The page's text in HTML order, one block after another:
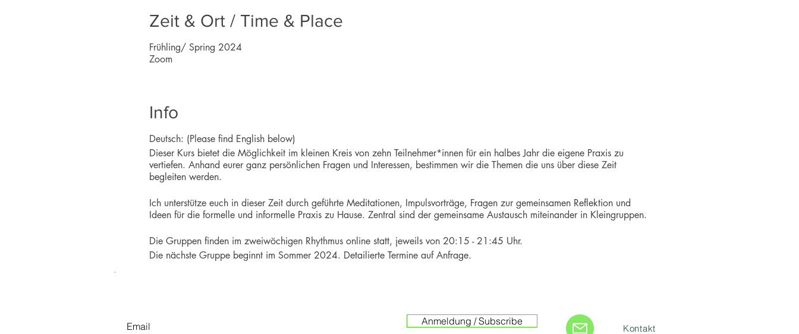
Zeit & Ort / Time & Place
Frühling/ Spring 2024
Zoom
Info
Deutsch: (Please find English below)
Dieser Kurs bietet die Möglichkeit im kleinen Kreis von zehn Teilnehmer*innen für ein halbes Jahr die eigene Praxis zu
vertiefen. Anhand eurer ganz persönlichen Fragen und Interessen, bestimmen wir die Themen die uns über diese Zeit
begleiten werden.
Ich unterstütze euch in dieser Zeit durch geführte Meditationen, Impulsvorträge, Fragen zur gemeinsamen Reflektion und
Ideen für die formelle und informelle Praxis zu Hause. Zentral sind der gemeinsame Austausch miteinander in Kleingruppen.
Die Gruppen finden im zweiwöchigen Rhythmus online statt, jeweils von 20:15 - 21:45 Uhr.
Die nächste Gruppe beginnt im Sommer 2024. Detailierte Termine auf Anfrage.
This course offers the opportunity to deepen your practice in a small group of only 10 participants for half a year. Each
participant can share her/his own questions and themes of interest, which we then refer to during our explorations.
Anmeldung / Subscribe
Kontakt